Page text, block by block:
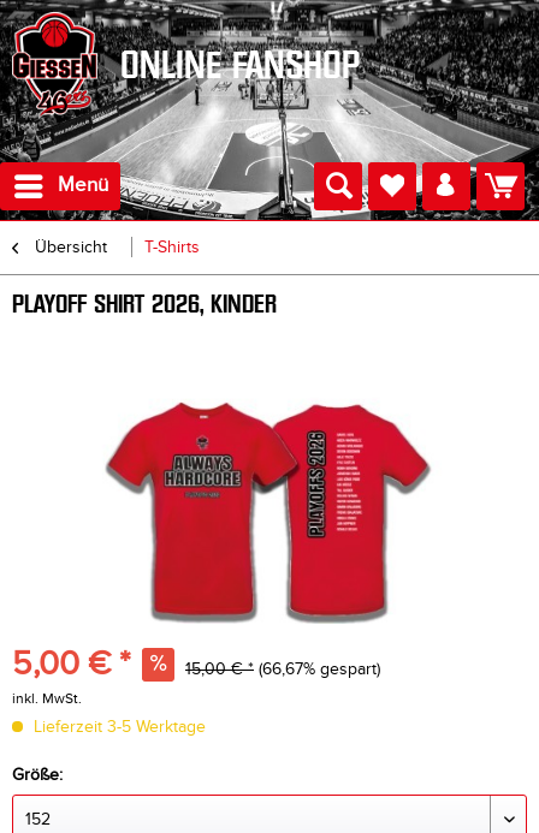
ONLINE FANSHOP
Menü
Übersicht T-Shirts
PLAYOFF SHIRT 2026, KINDER
5,00 € * 15,00 € * (66,67% gespart)
inkl. MwSt.
Lieferzeit 3-5 Werktage
Größe: